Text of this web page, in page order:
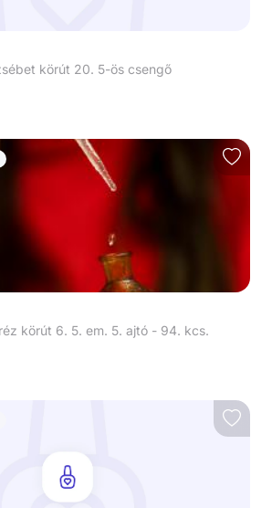
körút 20. 5-ös csengő
körút 6. 5. em. 5. ajtó - 94. kcs.